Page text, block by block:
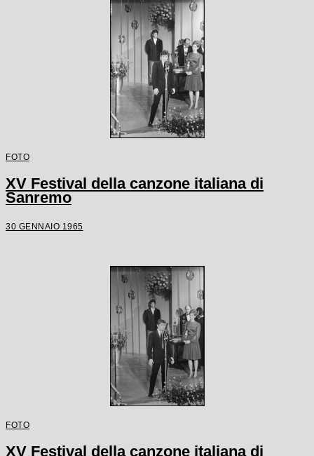
FOTO
XV Festival della canzone italiana di
Sanremo
30 GENNAIO 1965
FOTO
XV Festival della canzone italiana di